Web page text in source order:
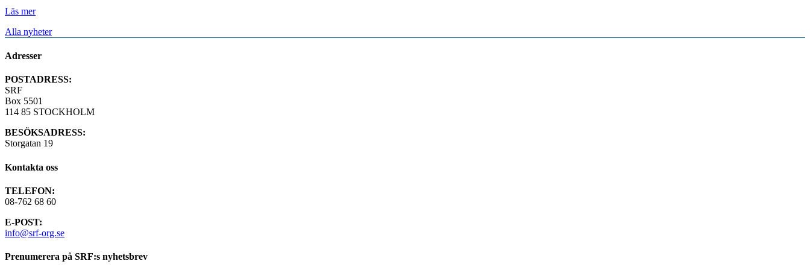
Läs mer
Alla nyheter
Adresser
POSTADRESS:
SRF
Box 5501
114 85 STOCKHOLM
BESÖKSADRESS:
Storgatan 19
Kontakta oss
TELEFON:
08-762 68 60
E-POST:
info@srf-org.se
Prenumerera på SRF:s nyhetsbrev